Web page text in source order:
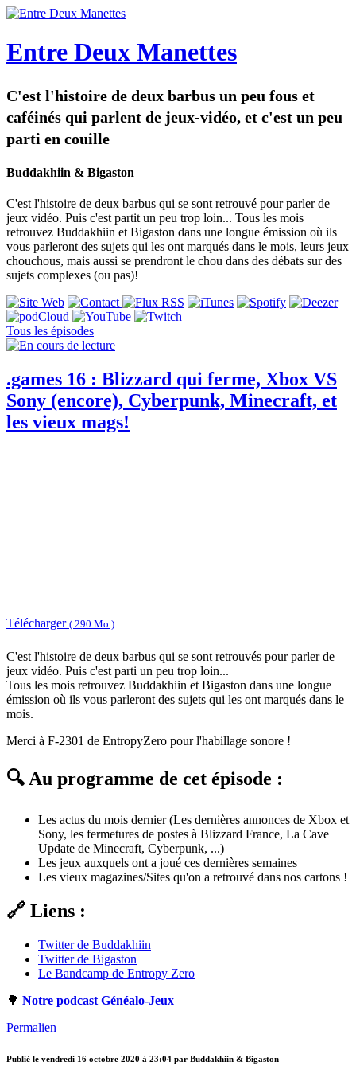
Entre Deux Manettes
C'est l'histoire de deux barbus un peu fous et
caféinés qui parlent de jeux-vidéo, et c'est un peu
parti en couille
Buddakhiin & Bigaston
C'est l'histoire de deux barbus qui se sont retrouvé pour parler de
jeux vidéo. Puis c'est partit un peu trop loin... Tous les mois
retrouvez Buddakhiin et Bigaston dans une longue émission où ils
vous parleront des sujets qui les ont marqués dans le mois, leurs jeux
chouchous, mais aussi se prendront le chou dans des débats sur des
sujets complexes (ou pas)!
Tous les épisodes
.games 16 : Blizzard qui ferme, Xbox VS
Sony (encore), Cyberpunk, Minecraft, et
les vieux mags!
Télécharger ( 290 Mo )
C'est l'histoire de deux barbus qui se sont retrouvés pour parler de
jeux vidéo. Puis c'est parti un peu trop loin...
Tous les mois retrouvez Buddakhiin et Bigaston dans une longue
émission où ils vous parleront des sujets qui les ont marqués dans le
mois.
Merci à F-2301 de EntropyZero pour l'habillage sonore !
🔍 Au programme de cet épisode :
Les actus du mois dernier (Les dernières annonces de Xbox et
Sony, les fermetures de postes à Blizzard France, La Cave
Update de Minecraft, Cyberpunk, ...)
Les jeux auxquels ont a joué ces dernières semaines
Les vieux magazines/Sites qu'on a retrouvé dans nos cartons !
🔗 Liens :
Twitter de Buddakhiin
Twitter de Bigaston
Le Bandcamp de Entropy Zero
🌳 Notre podcast Généalo-Jeux
Permalien
Publié le vendredi 16 octobre 2020 à 23:04 par Buddakhiin & Bigaston